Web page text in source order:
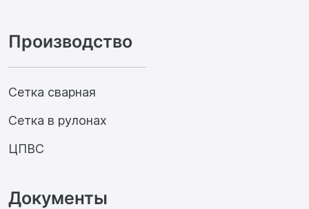
Производство
Сетка сварная
Сетка в рулонах
ЦПВС
Документы